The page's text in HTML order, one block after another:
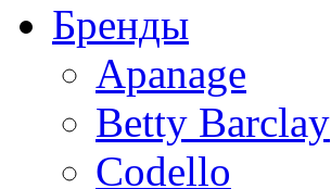
Бренды
Apanage
Betty Barclay
Codello